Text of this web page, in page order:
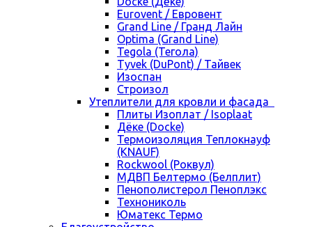
Eurovent / Евровент
Grand Line / Гранд Лайн
Optima (Grand Line)
Tegola (Тегола)
Tyvek (DuPont) / Тайвек
Изоспан
Строизол
Утеплители для кровли и фасада
Плиты Изоплат / Isoplaat
Дёке (Docke)
Термоизоляция Теплокнауф
(KNAUF)
Rockwool (Роквул)
МДВП Белтермо (Белплит)
Пенополистерол Пеноплэкс
Технониколь
Юматекс Термо